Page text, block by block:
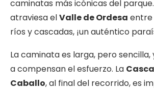
caminatas más icónicas del
atraviesa elValle de Ordesa entre
ríos y cascadas, ¡un auténtico
La caminata es larga, pero sencilla,
a compensan el esfuerzo. La
Caballo, al final del recorrido, es